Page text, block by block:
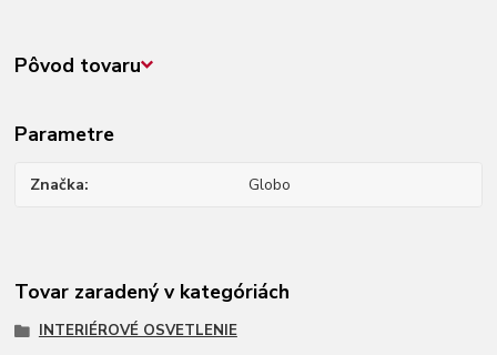
Pôvod tovaru
Parametre
Značka Globo
Tovar zaradený v kategóriách
INTERIÉROVÉ OSVETLENIE